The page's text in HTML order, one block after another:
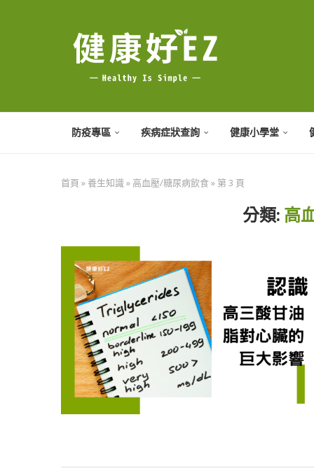
防疫專區 疾病症狀查詢 健康小學堂
首頁 »養生知識 » 高血壓/糖尿病飲食 » 第 3 頁
分類: 高